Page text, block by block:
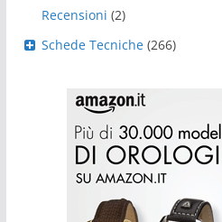
Recensioni (2)
Schede Tecniche (266)